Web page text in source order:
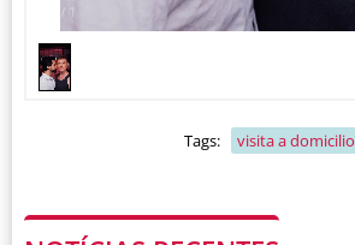
/ 1
Tags: visita a domicilio